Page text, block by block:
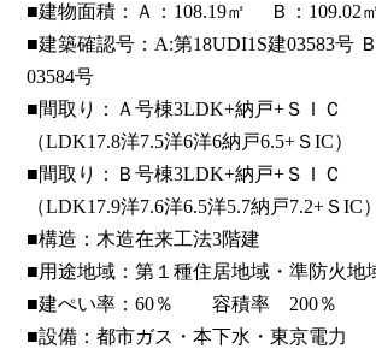
■建物面積：Ａ：108.19㎡ Ｂ：109.02
■建築確認号：A:第18UDI1S建03583号
03584号
■間取り：Ａ号棟3LDK+納戸+ＳＩＣ
（LDK17.8洋7.5洋6洋6納戸6.5+ＳIC）
■間取り：Ｂ号棟3LDK+納戸+ＳＩＣ
（LDK17.9洋7.6洋6.5洋5.7納戸7.2+ＳIC）
■構造：木造在来工法3階建
■用途地域：第１種住居地域・準防火地
■建ぺい率：60％ 容積率 200％
■設備：都市ガス・本下水・東京電力